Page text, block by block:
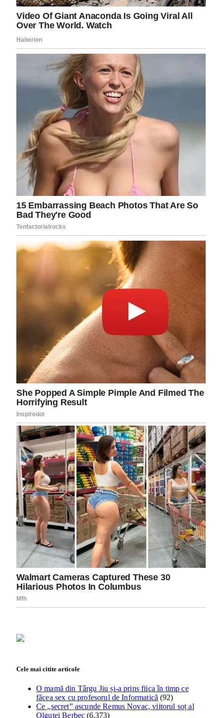
Cele mai citite articole
O mamă din Târgu Jiu și-a prins fiica în timp ce
făcea sex cu profesorul de Informatică (92)
Ce „secret” ascunde Remus Novac, viitorul soț al
Olguței Berbec (6.373)